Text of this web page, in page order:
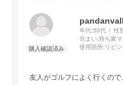
年代:50代 性
住まい:持ち家
使用箇所: リビ
友人がゴルフによく行くので